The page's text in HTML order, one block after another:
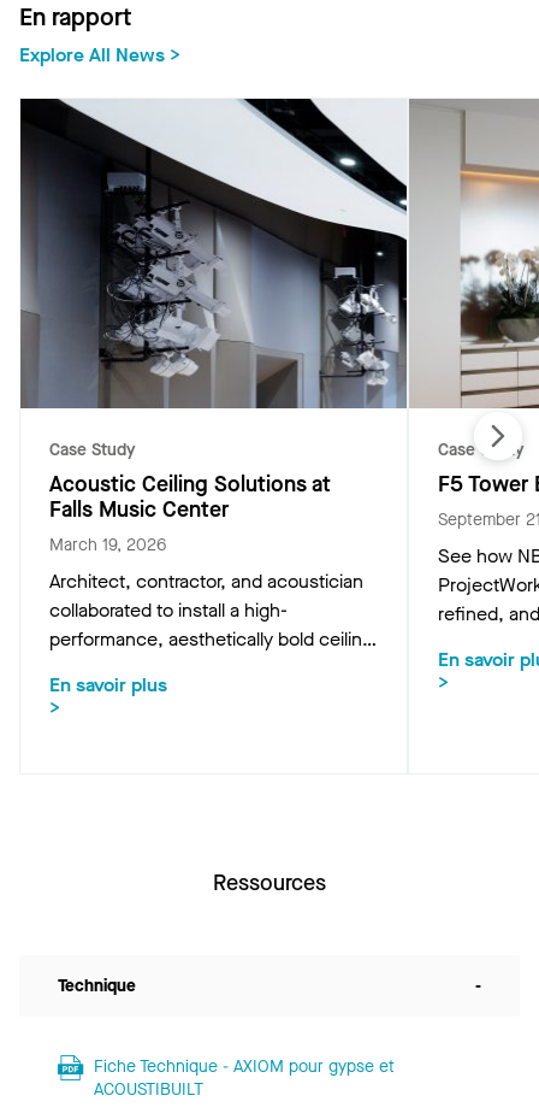
En rapport
Explore All News >
Case Study
Acoustic Ceiling Solutions at
Falls Music Center
March 19, 2026
Architect, contractor, and acoustician
collaborated to install a high-
performance, aesthetically bold ceiling
Performance Hall using custom,
En savoir plus
>
Case Study
F5 Tower
September
See how
refined,
efficient
En savoir
>
Ressources
Technique -
Fiche Technique - AXIOM pour gypse et
ACOUSTIBUILT